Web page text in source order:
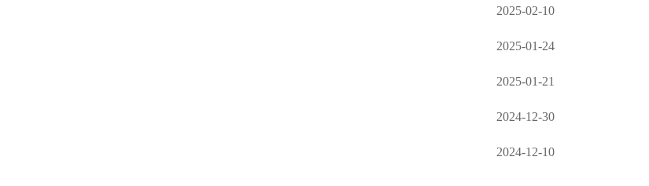
2025-02-10
2025-01-24
2025-01-21
2024-12-30
2024-12-10